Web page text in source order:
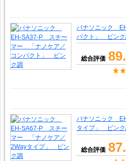
パナソニック
パクト」 ピン
総合評価
パナソニック
タイプ」 ピン
総合評価